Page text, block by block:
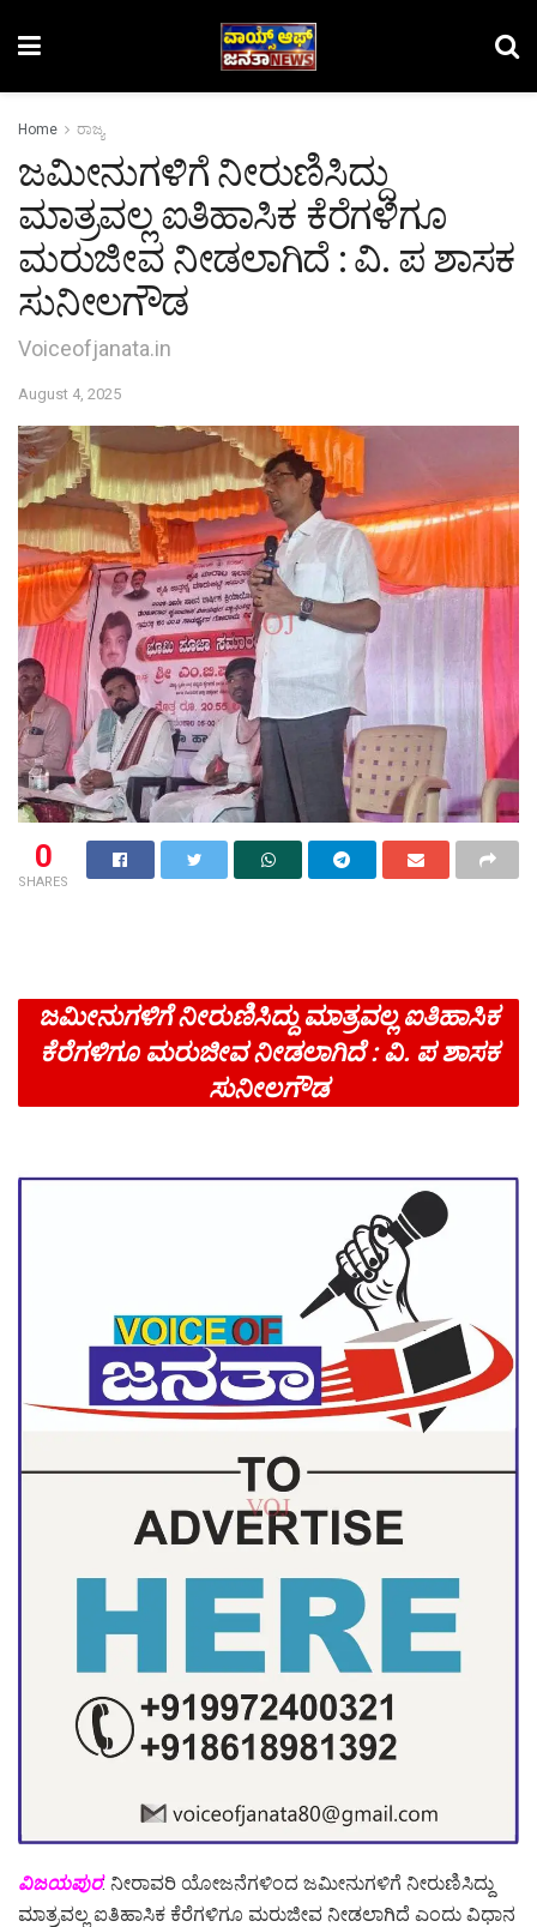
Home ರಾಜ್ಯ
ಜಮೀನುಗಳಿಗೆ ನೀರುಣಿಸಿದ್ದು
ಮಾತ್ರವಲ್ಲ ಐತಿಹಾಸಿಕ ಕೆರೆಗಳಿಗೂ
ಮರುಜೀವ ನೀಡಲಾಗಿದೆ : ವಿ. ಪ ಶಾಸಕ
ಸುನೀಲಗೌಡ
Voiceofjanata.in
August 4, 2025
0
SHARES
ಜಮೀನುಗಳಿಗೆ ನೀರುಣಿಸಿದ್ದು ಮಾತ್ರವಲ್ಲ ಐತಿಹಾಸಿಕ
ಕೆರೆಗಳಿಗೂ ಮರುಜೀವ ನೀಡಲಾಗಿದೆ : ವಿ. ಪ ಶಾಸಕ
ಸುನೀಲಗೌಡ
ವಿಜಯಪುರ: ನೀರಾವರಿ ಯೋಜನೆಗಳಿಂದ ಜಮೀನುಗಳಿಗೆ ನೀರುಣಿಸಿದ್ದು
ಮಾತ್ರವಲ್ಲ ಐತಿಹಾಸಿಕ ಕೆರೆಗಳಿಗೂ ಮರುಜೀವ ನೀಡಲಾಗಿದೆ ಎಂದು ವಿಧಾನ